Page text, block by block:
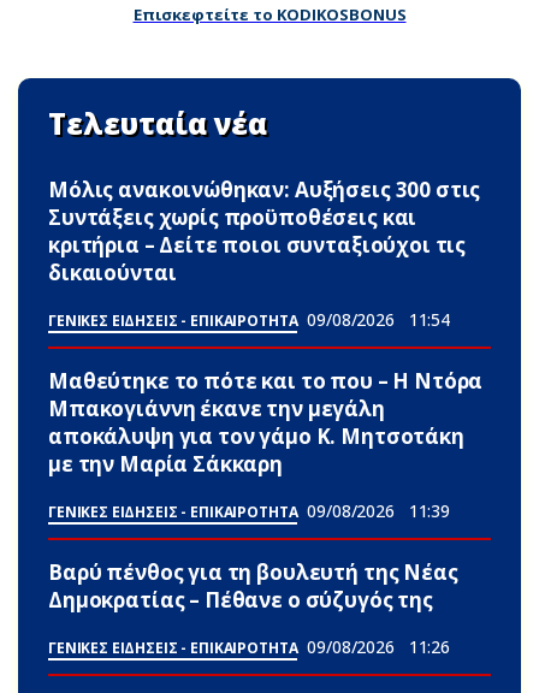
Επισκεφτείτε το KODIKOSBONUS
Τελευταία νέα
Μόλις ανακοινώθηκαν: Αυξήσεις 300 στις
Συντάξεις χωρίς προϋποθέσεις και
κριτήρια – Δείτε ποιοι συνταξιούχοι τις
δικαιούνται
ΓΕΝΙΚΕΣ ΕΙΔΗΣΕΙΣ - ΕΠΙΚΑΙΡΟΤΗΤΑ 09/08/2026 11:54
Μαθεύτηκε το πότε και το που – Η Ντόρα
Μπακογιάννη έκανε την μεγάλη
αποκάλυψη για τον γάμο Κ. Μητσοτάκη
με την Μαρία Σάκκαρη
ΓΕΝΙΚΕΣ ΕΙΔΗΣΕΙΣ - ΕΠΙΚΑΙΡΟΤΗΤΑ 09/08/2026 11:39
Βαρύ πένθος για τη βουλευτή της Νέας
Δημοκρατίας – Πέθανε ο σύζυγός της
ΓΕΝΙΚΕΣ ΕΙΔΗΣΕΙΣ - ΕΠΙΚΑΙΡΟΤΗΤΑ 09/08/2026 11:26